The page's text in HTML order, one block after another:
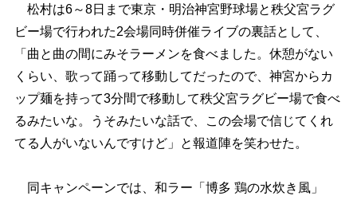
松村は6～8日まで東京・明治神宮野球場と秩父宮ラグ
ビー場で行われた2会場同時併催ライブの裏話として、
「曲と曲の間にみそラーメンを食べました。休憩がない
くらい、歌って踊って移動してだったので、神宮からカ
ップ麺を持って3分間で移動して秩父宮ラグビー場で食べ
るみたいな。うそみたいな話で、この会場で信じてくれ
てる人がいないんですけど」と報道陣を笑わせた。
同キャンペーンでは、和ラー「博多 鶏の水炊き風」